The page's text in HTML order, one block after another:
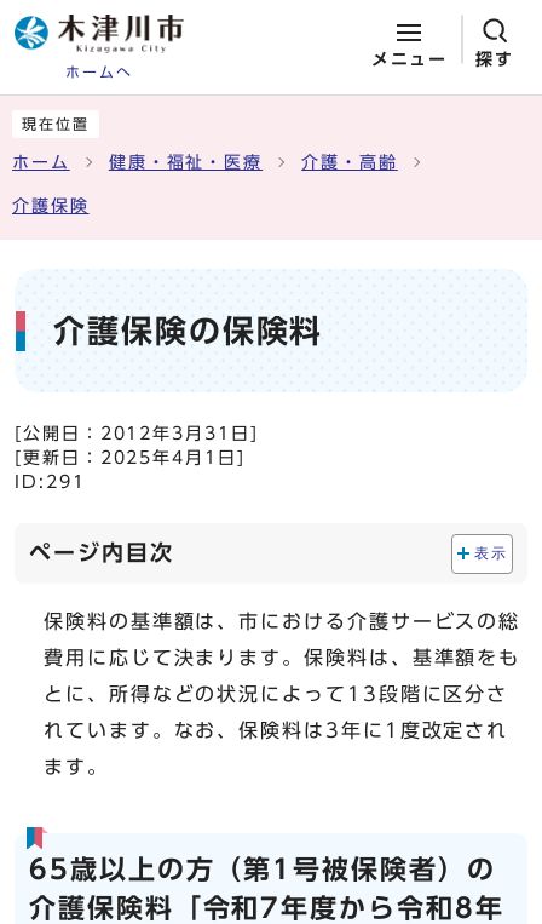
ホームへ
メニュー 探す
現在位置
ホーム 健康・福祉・医療 介護・高齢
介護保険
介護保険の保険料
[公開日： 2012年3月31日
[更新日： 2025年4月1日
ID:291
ページ内目次 表示
保険料の基準額は、市における介護サービスの総
費用に応じて決まります。保険料は、基準額をも
とに、所得などの状況によって13段階に区分さ
れています。なお、保険料は3年に1度改定され
ます。
65歳以上の方（第1号被保険者）の
介護保険料「令和7年度から令和8年